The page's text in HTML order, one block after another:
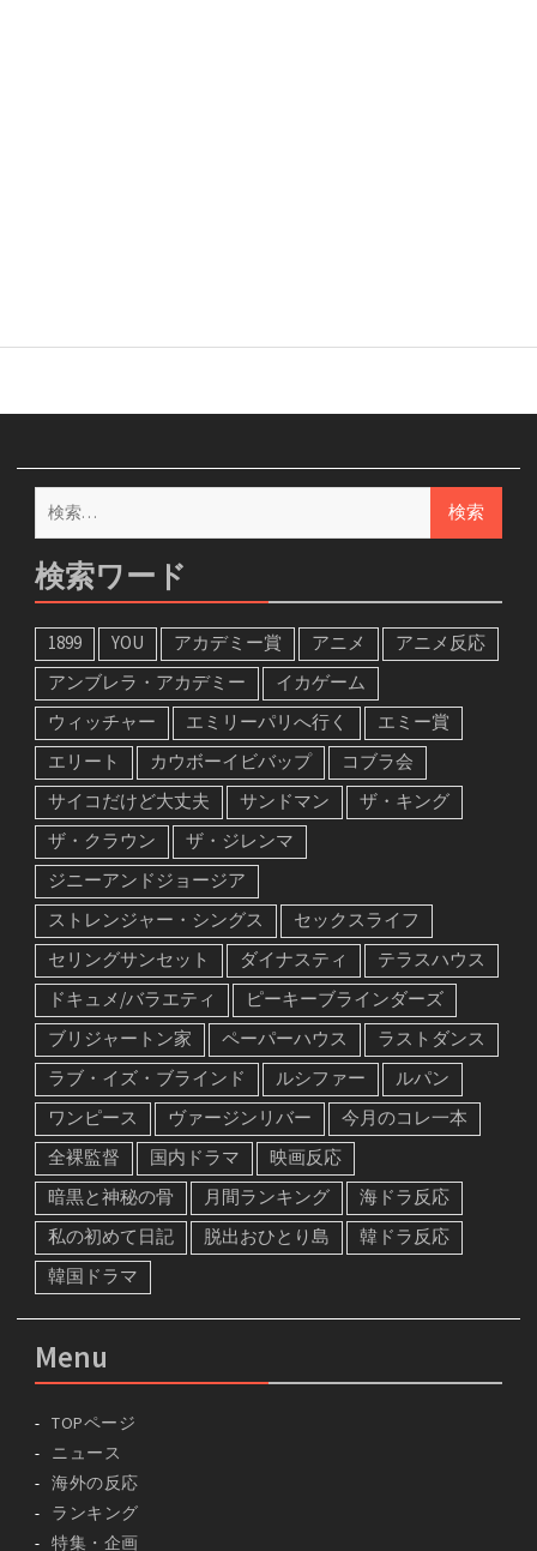
検
索:
検索ワード
1899 YOU アカデミー賞 アニメ
アニメ反応
アンブレラ・アカデミー
イカゲーム
ウィッチャー
エミリーパリへ行く
エミー賞
エリート
カウボーイビバップ
コブラ会
サイコだけど大丈夫
サンドマン
ザ・キング
ザ・クラウン
ザ・ジレンマ
ジニーアンドジョージア
ストレンジャー・シングス
セックスライフ
セリングサンセット
ダイナスティ
テラスハウス
ドキュメ/バラエティ
ピーキーブラインダーズ
ブリジャートン家
ペーパーハウス
ラストダンス
ラブ・イズ・ブラインド
ルシファー
ルパン
ワンピース
ヴァージンリバー
今月のコレ一本
全裸監督
国内ドラマ
映画反応
暗黒と神秘の骨
月間ランキング
海ドラ反応
私の初めて日記
脱出おひとり島
韓ドラ反応
韓国ドラマ
Menu
TOPページ
ニュース
海外の反応
ランキング
特集・企画